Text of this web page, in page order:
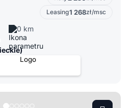
Leasing1 268zł/msc
0 km